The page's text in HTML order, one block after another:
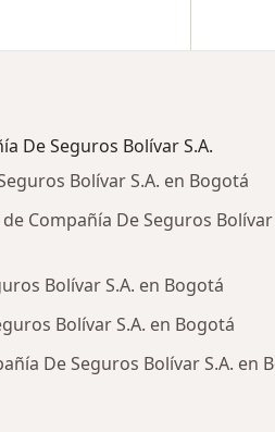
De Seguros Bolívar S.A.
Bolívar S.A. en Bogotá
Compañía De Seguros Bolívar
Bolívar S.A. en Bogotá
Bolívar S.A. en Bogotá
De Seguros Bolívar S.A. en